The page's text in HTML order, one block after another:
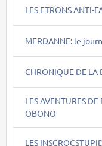
LES ETRONS ANTI-
MERDANNE: le
CHRONIQUE DE LA
LES AVENTURES
OBONO
LES